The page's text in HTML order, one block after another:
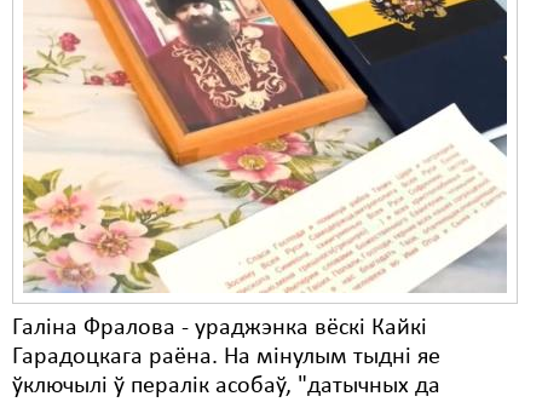
Галіна Фралова - ураджэнка вёскі Кайкі
Гарадоцкага раёна. На мінулым тыдні яе
ўключылі ў пералік асобаў, "датычных да
Карная псыхіятрыя
КПЧ ААН
Культурныя правы
ЛПП
Мігранты
Мірныя сходы
Палітвязьні
Праваабаронцы